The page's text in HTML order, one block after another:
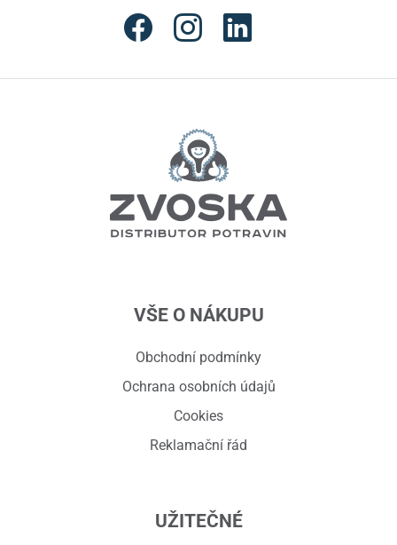
VŠE O NÁKUPU
Obchodní podmínky
Ochrana osobních údajů
Cookies
Reklamační řád
UŽITEČNÉ